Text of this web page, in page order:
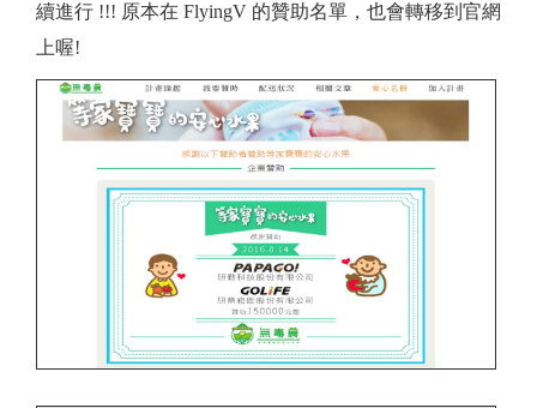
續進行 !!! 原本在 FlyingV 的贊助名單，也會轉移到官網
上喔!